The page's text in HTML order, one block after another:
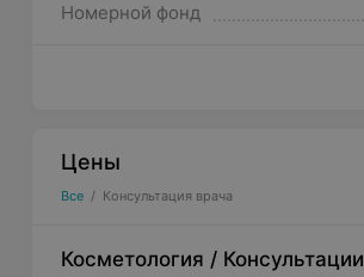
Номерной фонд
Цены
Все / Консультация врача
Косметология / Консультации